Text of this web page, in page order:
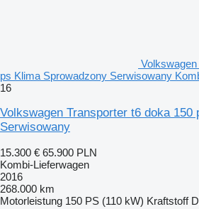
ps Klima Sprowadzony Serwisowany
16
Volkswagen Transporter t6 doka 150
Serwisowany
15.300 € 65.900 PLN
Kombi-Lieferwagen
2016
268.000 km
Motorleistung 150 PS (110 kW) Kraftstoff